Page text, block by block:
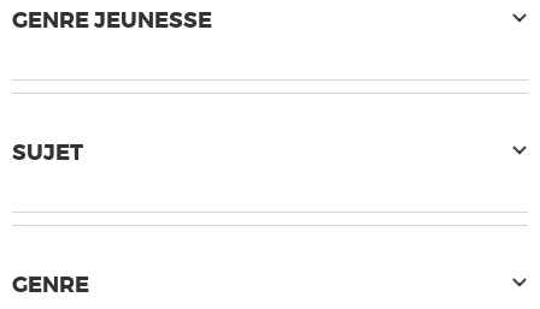
GENRE JEUNESSE
SUJET
GENRE